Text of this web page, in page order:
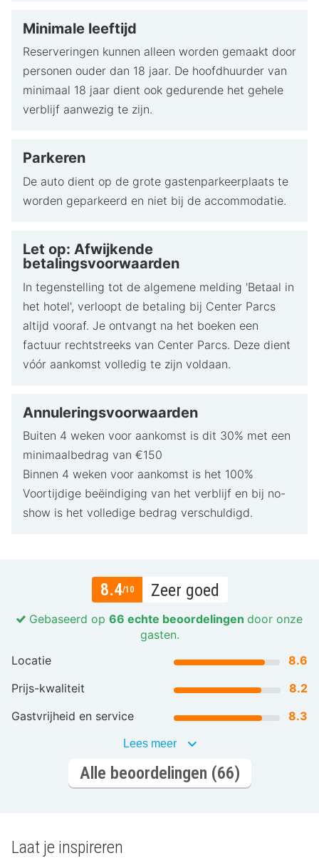
het grote meer. Wil je de natuur in? Het park grenst
direct aan de Lommelse Sahara, een prachtig
natuurgebied met zandvlaktes en helderblauwe meren,
ideaal voor een stevige wandeling of fietstocht.
Minimale leeftijd
Reserveringen kunnen alleen worden gemaakt door
personen ouder dan 18 jaar. De hoofdhuurder van
minimaal 18 jaar dient ook gedurende het gehele
verblijf aanwezig te zijn.
Parkeren
De auto dient op de grote gastenparkeerplaats te
worden geparkeerd en niet bij de accommodatie.
Let op: Afwijkende
betalingsvoorwaarden
In tegenstelling tot de algemene melding 'Betaal in
het hotel', verloopt de betaling bij Center Parcs
altijd vooraf. Je ontvangt na het boeken een
factuur rechtstreeks van Center Parcs. Deze dient
vóór aankomst volledig te zijn voldaan.
Annuleringsvoorwaarden
Buiten 4 weken voor aankomst is dit 30% met een
minimaalbedrag van €150
Binnen 4 weken voor aankomst is het 100%
Voortijdige beëindiging van het verblijf en bij no-
show is het volledige bedrag verschuldigd.
8.4/10 Zeer goed
Gebaseerd op 66 echte beoordelingen door onze
gasten.
Locatie
8.6
Prijs-kwaliteit
8.2
Gastvrijheid en service
8.3
Lees meer
Alle beoordelingen (66)
Laat je inspireren